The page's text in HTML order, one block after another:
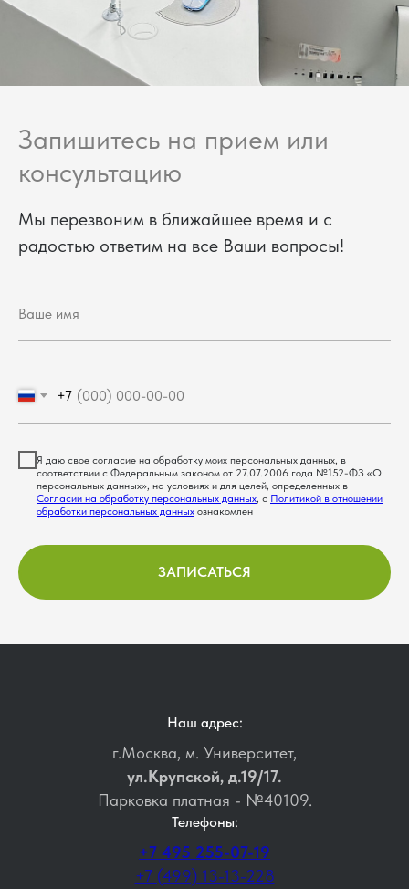
Запишитесь на прием или
консультацию
Мы перезвоним в ближайшее время и с
радостью ответим на все Ваши вопросы!
+7
Я даю свое согласие на обработку моих персональных данных, в
соответствии с Федеральным законом от 27.07.2006 года №152-ФЗ «О
персональных данных», на условиях и для целей, определенных в
Согласии на обработку персональных данных, с Политикой в отношении
обработки персональных данных ознакомлен
ЗАПИСАТЬСЯ
Наш адрес:
г.Москва, м. Университет,
ул.Крупской, д.19/17.
Парковка платная - №40109.
Телефоны:
+7 495 255-07-19
+7 (499) 13-13-228